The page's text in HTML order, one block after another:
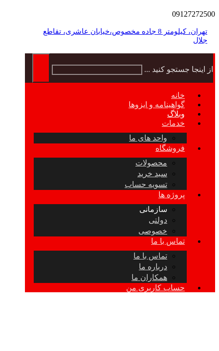
09127272500
تهران، کیلومتر 8 جاده مخصوص،خیابان عاشری، تقاطع
جلال
از اینجا جستجو کنید ...
خانه
گواهینامه و ایزوها
وبلاگ
خدمات
واحد های ما
فروشگاه
محصولات
سبد خرید
تسویه حساب
پروژه ها
سازمانی
دولتی
خصوصی
تماس با ما
تماس با ما
درباره ما
همکاران ما
حساب کاربری من